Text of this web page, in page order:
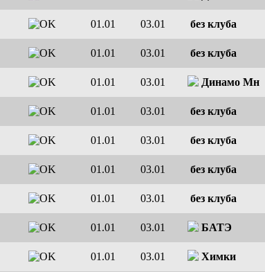
01.01 03.01 без клуба
01.01 03.01 без клуба
01.01 03.01 Динамо Мн
01.01 03.01 без клуба
01.01 03.01 без клуба
01.01 03.01 без клуба
01.01 03.01 без клуба
01.01 03.01 БАТЭ
01.01 03.01 Химки